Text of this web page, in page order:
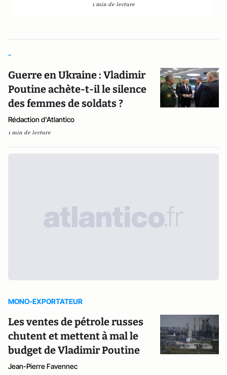
1 min de lecture
-
Guerre en Ukraine : Vladimir
Poutine achète-t-il le silence
des femmes de soldats ?
Rédaction d'Atlantico
1 min de lecture
MONO-EXPORTATEUR
Les ventes de pétrole russes
chutent et mettent à mal le
budget de Vladimir Poutine
Jean-Pierre Favennec